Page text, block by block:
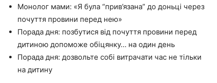
Монолог мами: «Я була “прив’язана” до доньці через
почуття провини перед нею»
Порада дня: позбутися від почуття провини перед
дитиною допоможе обіцянку… на один день
Порада дня: дозвольте собі витрачати час не тільки
на дитину